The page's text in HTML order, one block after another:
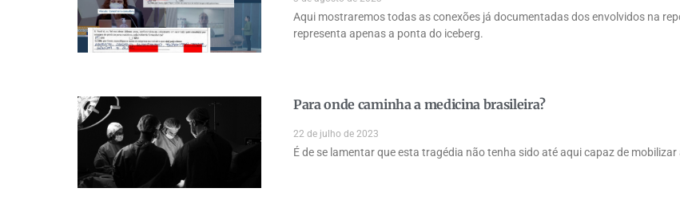
Aqui mostraremos todas as conexões já documentadas dos envolvidos na
representa apenas a ponta do iceberg.
Para onde caminha a medicina brasileira?
22 de julho de 2023
É de se lamentar que esta tragédia não tenha sido até aqui capaz de